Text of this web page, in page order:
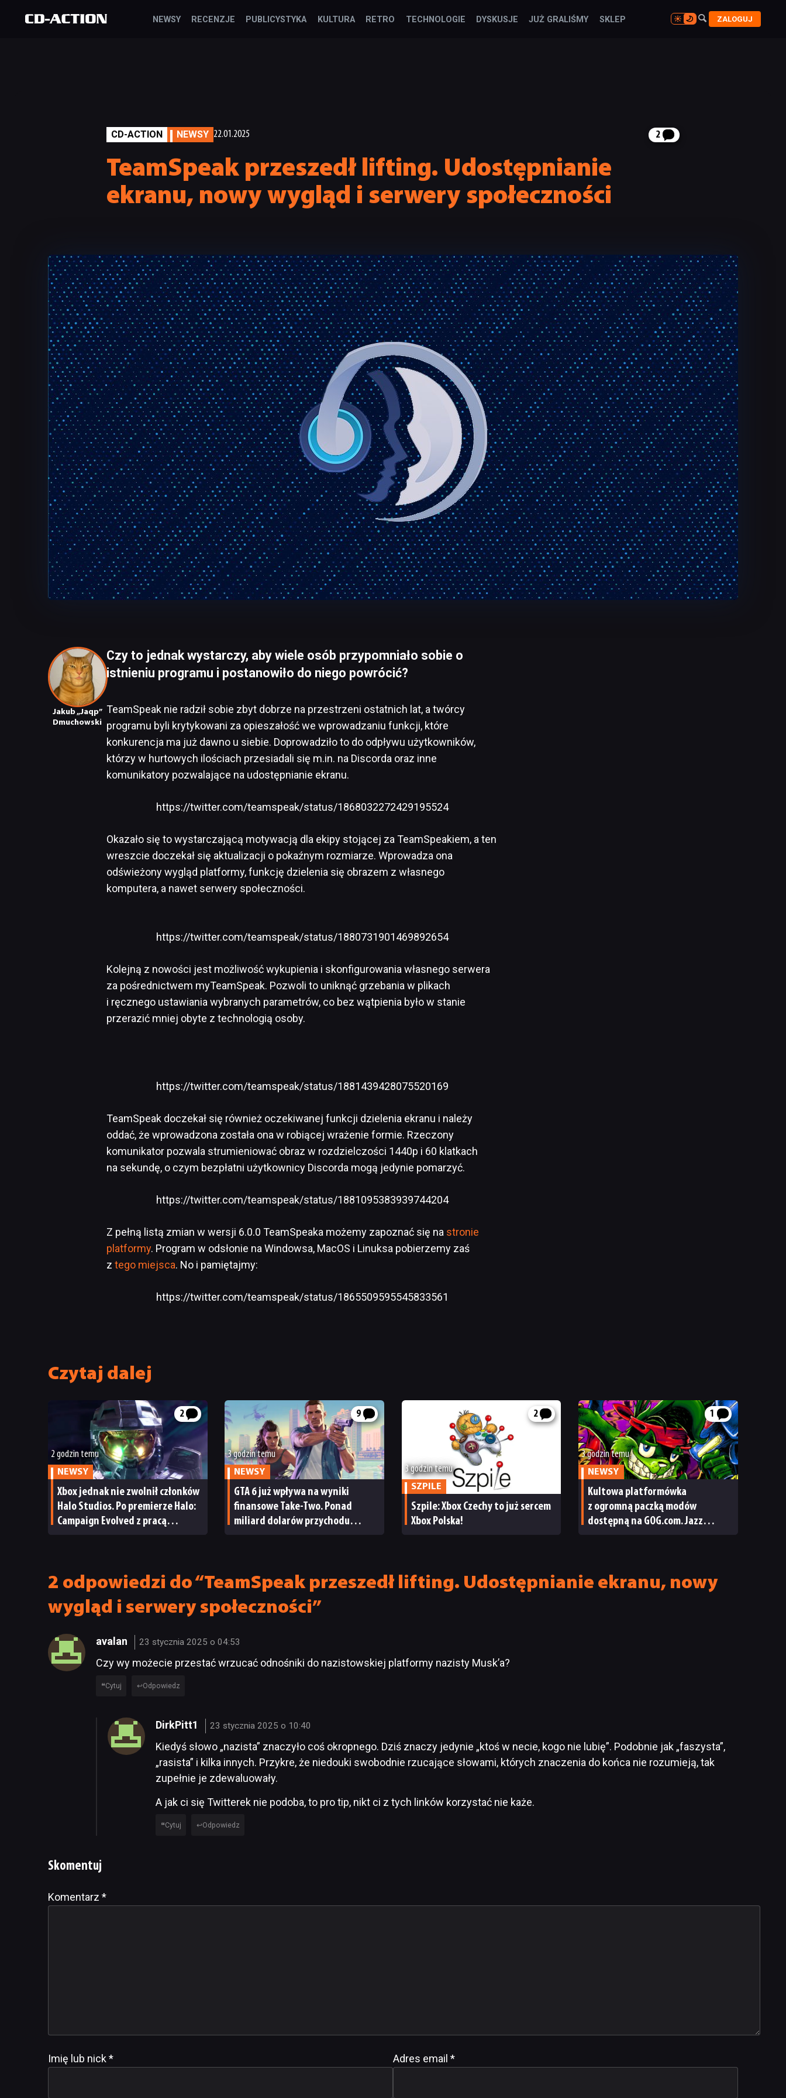
NEWSY RECENZJE PUBLICYSTYKA KULTURA RETRO TECHNOLOGIE DYSKUSJE JUŻ GRALIŚMY SKLEP 
 ZALOGUJ
CD-ACTION NEWSY 22.01.2025 2
TeamSpeak przeszedł lifting. Udostępnianie
ekranu, nowy wygląd i serwery społeczności
Jakub „Jaqp”
Dmuchowski
Czy to jednak wystarczy, aby wiele osób przypomniało sobie o
istnieniu programu i postanowiło do niego powrócić?
TeamSpeak nie radził sobie zbyt dobrze na przestrzeni ostatnich lat, a twórcy
programu byli krytykowani za opieszałość we wprowadzaniu funkcji, które
konkurencja ma już dawno u siebie. Doprowadziło to do odpływu użytkowników,
którzy w hurtowych ilościach przesiadali się m.in. na Discorda oraz inne
komunikatory pozwalające na udostępnianie ekranu.
https://twitter.com/teamspeak/status/1868032272429195524
Okazało się to wystarczającą motywacją dla ekipy stojącej za TeamSpeakiem, a ten
wreszcie doczekał się aktualizacji o pokaźnym rozmiarze. Wprowadza ona
odświeżony wygląd platformy, funkcję dzielenia się obrazem z własnego
komputera, a nawet serwery społeczności.
https://twitter.com/teamspeak/status/1880731901469892654
Kolejną z nowości jest możliwość wykupienia i skonfigurowania własnego serwera
za pośrednictwem myTeamSpeak. Pozwoli to uniknąć grzebania w plikach
i ręcznego ustawiania wybranych parametrów, co bez wątpienia było w stanie
przerazić mniej obyte z technologią osoby.
https://twitter.com/teamspeak/status/1881439428075520169
TeamSpeak doczekał się również oczekiwanej funkcji dzielenia ekranu i należy
oddać, że wprowadzona została ona w robiącej wrażenie formie. Rzeczony
komunikator pozwala strumieniować obraz w rozdzielczości 1440p i 60 klatkach
na sekundę, o czym bezpłatni użytkownicy Discorda mogą jedynie pomarzyć.
https://twitter.com/teamspeak/status/1881095383939744204
Z pełną listą zmian w wersji 6.0.0 TeamSpeaka możemy zapoznać się na stronie
platformy. Program w odsłonie na Windowsa, MacOS i Linuksa pobierzemy zaś
z tego miejsca. No i pamiętajmy:
https://twitter.com/teamspeak/status/1865509595545833561
Czytaj dalej
2
2 godzin temu
NEWSY
Xbox jednak nie zwolnił członków
Halo Studios. Po premierze Halo:
Campaign Evolved z pracą
9
3 godzin temu
NEWSY
GTA 6 już wpływa na wyniki
finansowe Take-Two. Ponad
miliard dolarów przychodu
2
3 godzin temu
SZPILE
Szpile: Xbox Czechy to już sercem
Xbox Polska!
1
3 godzin temu
NEWSY
Kultowa platformówka
z ogromną paczką modów
dostępną na GOG.com. Jazz
2 odpowiedzi do “TeamSpeak przeszedł lifting. Udostępnianie ekranu, nowy
wygląd i serwery społeczności”
avalan 23 stycznia 2025 o 04:53
Czy wy możecie przestać wrzucać odnośniki do nazistowskiej platformy nazisty Musk’a?
Cytuj Odpowiedz
DirkPitt1 23 stycznia 2025 o 10:40
Kiedyś słowo „nazista” znaczyło coś okropnego. Dziś znaczy jedynie „ktoś w necie, kogo nie lubię”. Podobnie jak „faszysta”,
„rasista” i kilka innych. Przykre, że niedouki swobodnie rzucające słowami, których znaczenia do końca nie rozumieją, tak
zupełnie je zdewaluowały.
A jak ci się Twitterek nie podoba, to pro tip, nikt ci z tych linków korzystać nie każe.
Cytuj Odpowiedz
Skomentuj
Komentarz *
Imię lub nick* Adres email *
Alternative: